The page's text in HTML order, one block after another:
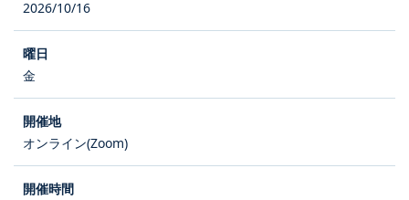
2026/10/16
金
オンライン(Zoom)